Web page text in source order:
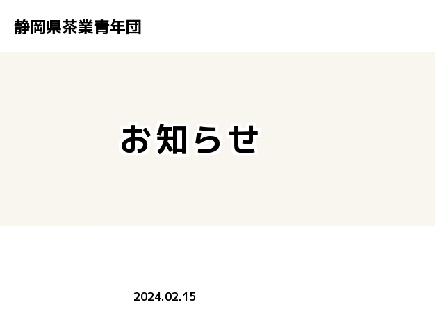
静岡県茶業青年団
お知らせ
2024.02.15